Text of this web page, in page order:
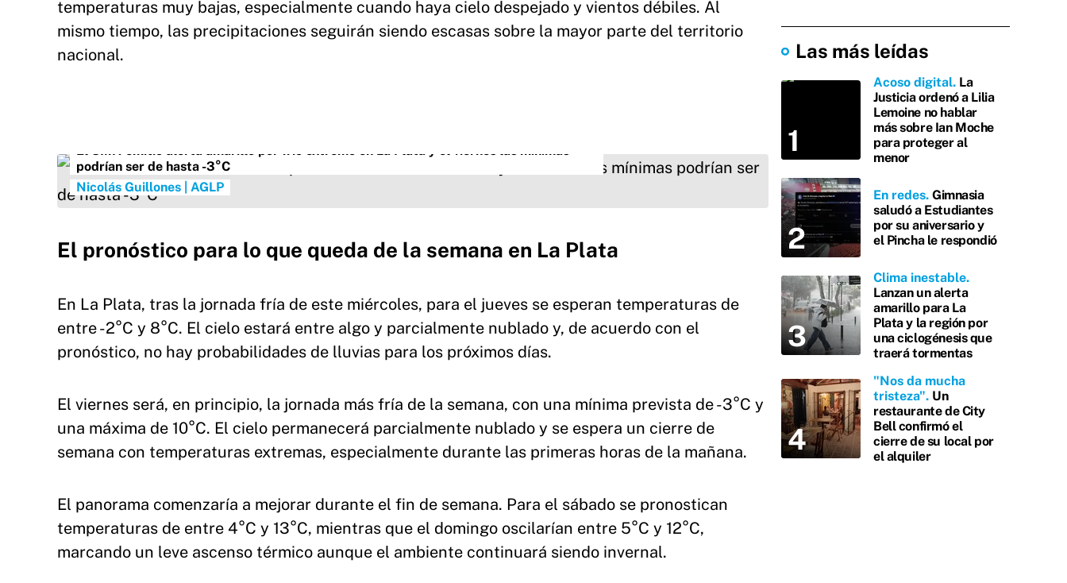
temperaturas muy bajas, especialmente cuando haya cielo despejado y vientos débiles. Al
mismo tiempo, las precipitaciones seguirán siendo escasas sobre la mayor parte del territorio
nacional.
El SMN emitió alerta amarillo por frío extremo en La Plata y el viernes las mínimas
podrían ser de hasta -3°C
Nicolás Guillones | AGLP
El pronóstico para lo que queda de la semana en La Plata
En La Plata, tras la jornada fría de este miércoles, para el jueves se esperan temperaturas de
entre -2°C y 8°C. El cielo estará entre algo y parcialmente nublado y, de acuerdo con el
pronóstico, no hay probabilidades de lluvias para los próximos días.
El viernes será, en principio, la jornada más fría de la semana, con una mínima prevista de -3°C y
una máxima de 10°C. El cielo permanecerá parcialmente nublado y se espera un cierre de
semana con temperaturas extremas, especialmente durante las primeras horas de la mañana.
El panorama comenzaría a mejorar durante el fin de semana. Para el sábado se pronostican
temperaturas de entre 4°C y 13°C, mientras que el domingo oscilarían entre 5°C y 12°C,
marcando un leve ascenso térmico aunque el ambiente continuará siendo invernal.
Las más leídas
Acoso digital La
Justicia ordenó a Lilia
Lemoine no hablar
más sobre Ian Moche
para proteger al
menor
En redes Gimnasia
saludó a Estudiantes
por su aniversario y
el Pincha le respondió
Clima inestable
Lanzan un alerta
amarillo para La
Plata y la región por
una ciclogénesis que
traerá tormentas
"Nos da mucha
tristeza" Un
restaurante de City
Bell confirmó el
cierre de su local por
el alquiler